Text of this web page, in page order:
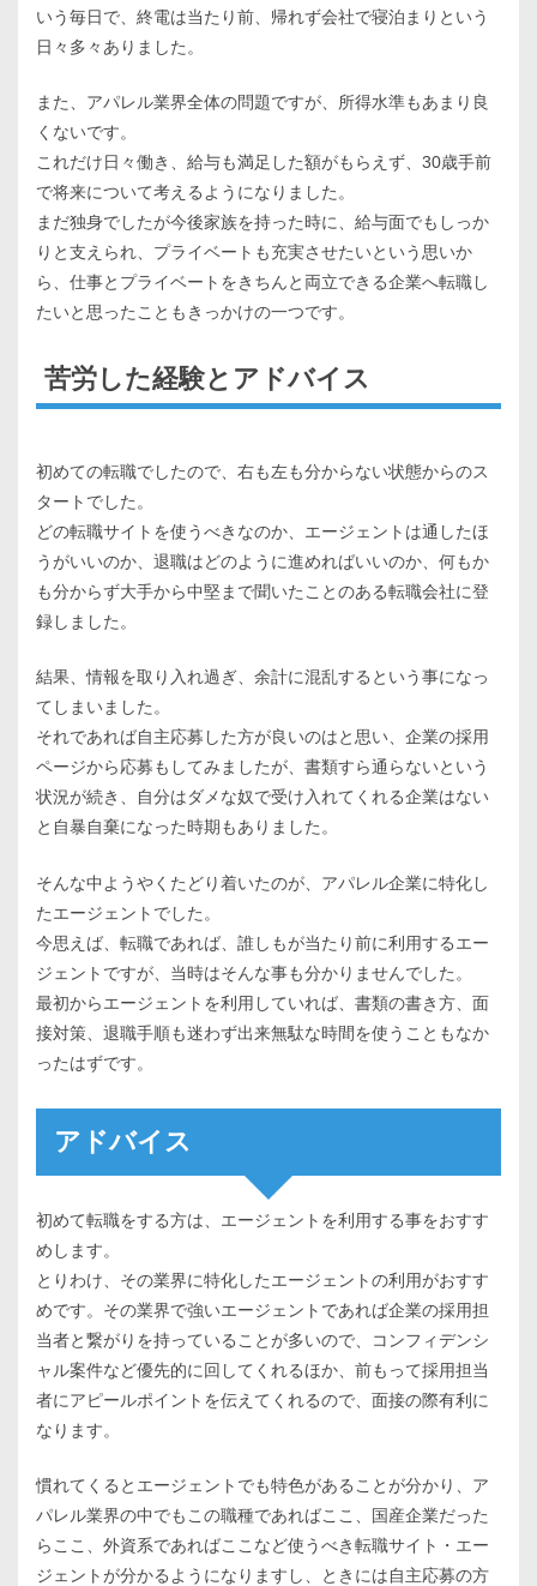
いう毎日で、終電は当たり前、帰れず会社で寝泊まりという
日々多々ありました。
また、アパレル業界全体の問題ですが、所得水準もあまり良
くないです。
これだけ日々働き、給与も満足した額がもらえず、30歳手前
で将来について考えるようになりました。
まだ独身でしたが今後家族を持った時に、給与面でもしっか
りと支えられ、プライベートも充実させたいという思いか
ら、仕事とプライベートをきちんと両立できる企業へ転職し
たいと思ったこともきっかけの一つです。
苦労した経験とアドバイス
初めての転職でしたので、右も左も分からない状態からのス
タートでした。
どの転職サイトを使うべきなのか、エージェントは通したほ
うがいいのか、退職はどのように進めればいいのか、何もか
も分からず大手から中堅まで聞いたことのある転職会社に登
録しました。
結果、情報を取り入れ過ぎ、余計に混乱するという事になっ
てしまいました。
それであれば自主応募した方が良いのはと思い、企業の採用
ページから応募もしてみましたが、書類すら通らないという
状況が続き、自分はダメな奴で受け入れてくれる企業はない
と自暴自棄になった時期もありました。
そんな中ようやくたどり着いたのが、アパレル企業に特化し
たエージェントでした。
今思えば、転職であれば、誰しもが当たり前に利用するエー
ジェントですが、当時はそんな事も分かりませんでした。
最初からエージェントを利用していれば、書類の書き方、面
接対策、退職手順も迷わず出来無駄な時間を使うこともなか
ったはずです。
アドバイス
初めて転職をする方は、エージェントを利用する事をおすす
めします。
とりわけ、その業界に特化したエージェントの利用がおすす
めです。その業界で強いエージェントであれば企業の採用担
当者と繋がりを持っていることが多いので、コンフィデンシ
ャル案件など優先的に回してくれるほか、前もって採用担当
者にアピールポイントを伝えてくれるので、面接の際有利に
なります。
慣れてくるとエージェントでも特色があることが分かり、ア
パレル業界の中でもこの職種であればここ、国産企業だった
らここ、外資系であればここなど使うべき転職サイト・エー
ジェントが分かるようになりますし、ときには自主応募の方